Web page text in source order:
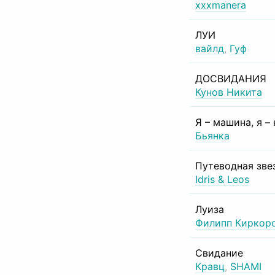
xxxmanera
ЛУИ
вайлд, Гуф
ДОСВИДАНИЯ
Кунов Никита
Я – машина, я –
Бьянка
Путеводная
Idris & Leos
Луиза
Филипп
Свидание
Кравц, SHAMI